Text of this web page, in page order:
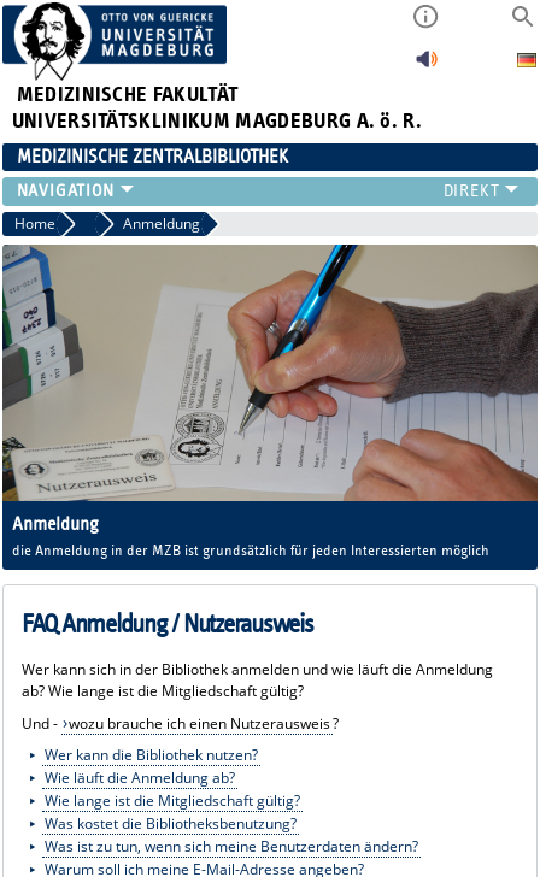
MEDIZINISCHE FAKULTÄT
UNIVERSITÄTSKLINIKUM MAGDEBURG A. ö. R.
MEDIZINISCHE ZENTRALBIBLIOTHEK
LITERATURSUCHE
SERVICE
INFORMATIONSKOMPETENZ
AKTUELLES
PUBLIZIEREN
NEU HIER?
SUCHE A-Z
Home FAQ Anmeldung
Anmeldung
die Anmeldung in der MZB ist grundsätzlich für jeden Interessierten möglich
FAQ Anmeldung / Nutzerausweis
Wer kann sich in der Bibliothek anmelden und wie läuft die Anmeldung
ab? Wie lange ist die Mitgliedschaft gültig?
Und - wozu brauche ich einen Nutzerausweis?
Wer kann die Bibliothek nutzen?
Wie läuft die Anmeldung ab?
Wie lange ist die Mitgliedschaft gültig?
Was kostet die Bibliotheksbenutzung?
Was ist zu tun, wenn sich meine Benutzerdaten ändern?
Warum soll ich meine E-Mail-Adresse angeben?